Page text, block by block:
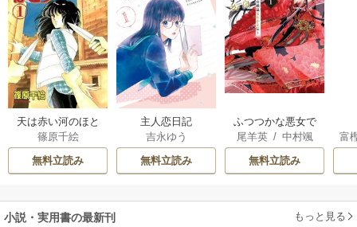
天は赤い河のほと
り
篠原千絵
無料立読み
主人恋日記
吉永ゆう
無料立読み
ふつつかな悪女で
はございますが ～
雛宮蝶鼠とりかえ
伝～
尾羊英/ 中村颯
/ ゆき哉
無料立読み
富
小説・実用書の最新刊 もっと見る